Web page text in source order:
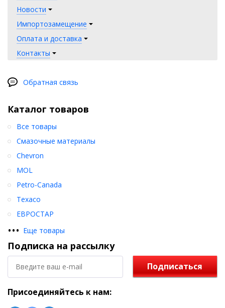
Новости
Импортозамещение
Оплата и доставка
Контакты
Обратная связь
Каталог товаров
••• Еще товары
Все товары
Смазочные материалы
Chevron
MOL
Petro-Canada
Texaco
ЕВРОСТАР
Подписка на рассылку
Подписаться
Присоединяйтесь к нам: